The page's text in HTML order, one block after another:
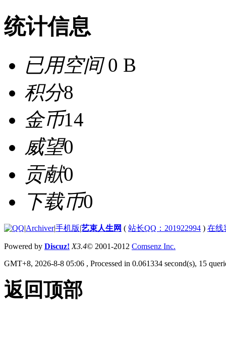
统计信息
已用空间0 B
积分8
金币14
威望0
贡献0
下载币0
|Archiver|手机版|艺束人生网 ( 站长QQ：201922994 ) 在线
Powered by Discuz! X3.4© 2001-2012 Comsenz Inc.
GMT+8, 2026-8-8 05:06 , Processed in 0.061334 second(s), 15
返回顶部